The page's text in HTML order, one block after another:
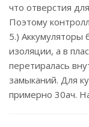
что отверстия
Поэтому
5.) Аккумуляторы
изоляции, а в
перетиралась
замыканий. Для
примерно 30ач.